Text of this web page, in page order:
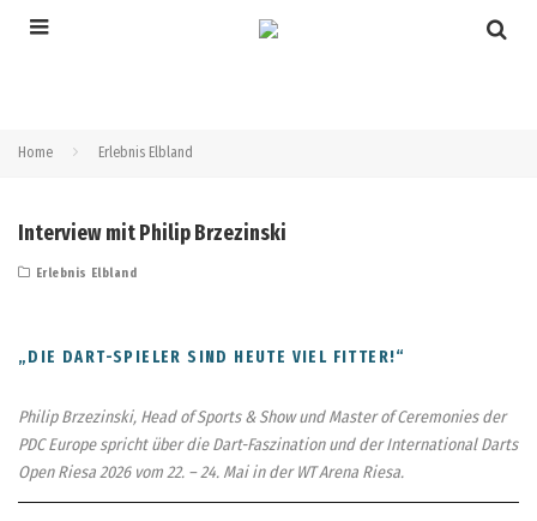
Home Erlebnis Elbland
Interview mit Philip Brzezinski
Erlebnis Elbland
„DIE DART-SPIELER SIND HEUTE VIEL FITTER!“
Philip Brzezinski, Head of Sports & Show und Master of Ceremonies der
PDC Europe spricht über die Dart-Faszination und der International Darts
Open Riesa 2026 vom 22. – 24. Mai in der WT Arena Riesa.